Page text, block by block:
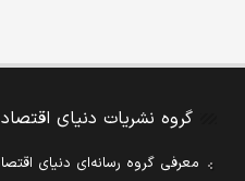
گروه نشریات دنیای اقتصاد
معرفی گروه رسانه‌ای دنیای